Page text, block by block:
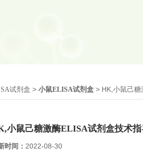
试剂盒 > 小鼠ELISA试剂盒 > HK,小鼠己
小鼠己糖激酶ELISA试剂盒技术
时间： 2022-08-30